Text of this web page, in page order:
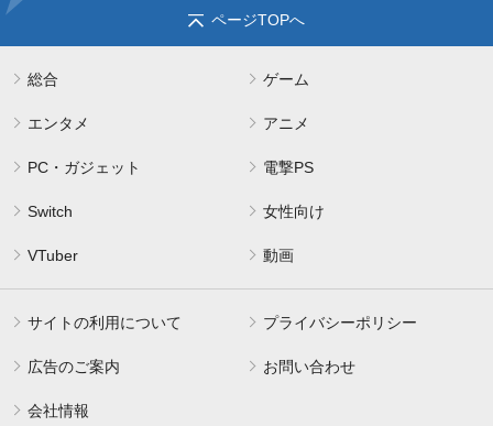
ページTOPへ
総合 ゲーム
エンタメ アニメ
PC・ガジェット 電撃PS
Switch 女性向け
VTuber 動画
サイトの利用について プライバシーポリシー
広告のご案内 お問い合わせ
会社情報